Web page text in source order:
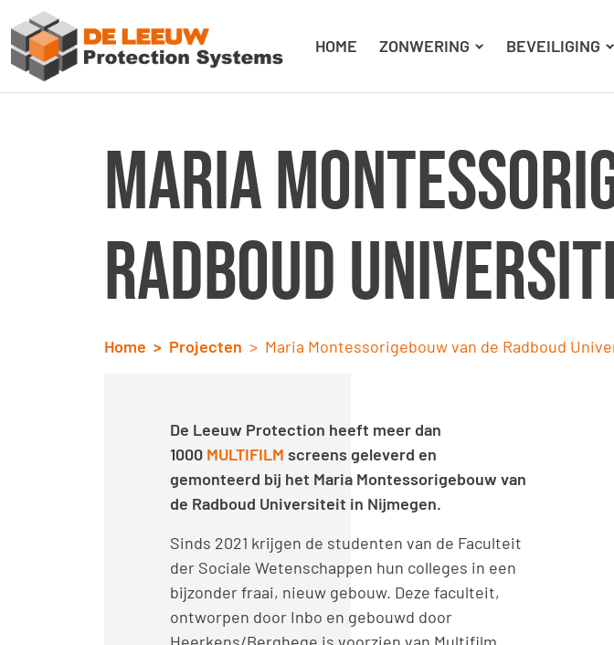
HOME
ZONWERING BEVEILIGING
Maria
Radboud
Home Projecten Maria Montessorigebouw van de Radboud
De Leeuw Protection heeft meer dan
1000 MULTIFILM screens geleverd en
gemonteerd bij het Maria Montessorigebouw van
de Radboud Universiteit in Nijmegen.
Sinds 2021 krijgen de studenten van de Faculteit
der Sociale Wetenschappen hun colleges in een
bijzonder fraai, nieuw gebouw. Deze faculteit,
ontworpen door Inbo en gebouwd door
Heerkens/Berghege is voorzien van Multifilm